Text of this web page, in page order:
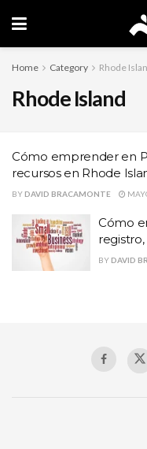
Home Category Rhode
Rhode Island
Cómo emprender en
recursos en Rhode
BY DAVID BRACAMONTE
Cómo
BY DAVID